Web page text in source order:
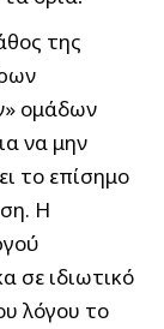
της
ομάδων
να μην
το επίσημο
Η
σε ιδιωτικό
λόγου το